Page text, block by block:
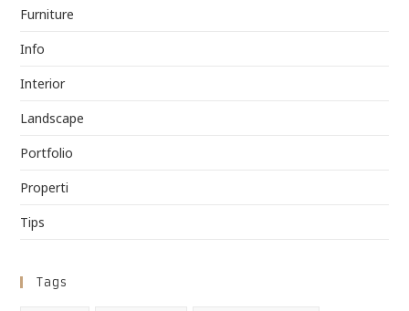
Furniture
Info
Interior
Landscape
Portfolio
Properti
Tips
Tags